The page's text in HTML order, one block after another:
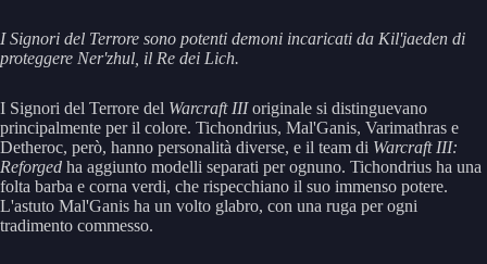
I Signori del Terrore sono potenti demoni incaricati da Kil'jaeden di
proteggere Ner'zhul, il Re dei Lich.
I Signori del Terrore del Warcraft IIIoriginale si distinguevano
principalmente per il colore. Tichondrius, Mal'Ganis, Varimathras e
Detheroc, però, hanno personalità diverse, e il team di Warcraft III:
Reforged ha aggiunto modelli separati per ognuno. Tichondrius ha una
folta barba e corna verdi, che rispecchiano il suo immenso potere.
L'astuto Mal'Ganis ha un volto glabro, con una ruga per ogni
tradimento commesso.